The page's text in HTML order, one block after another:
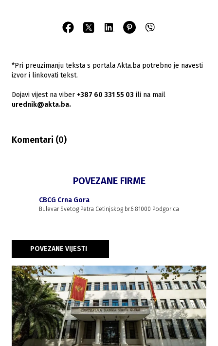
*Pri preuzimanju teksta s portala Akta.ba potrebno je navesti
izvor i linkovati tekst.
Dojavi vijest na viber +387 60 331 55 03 ili na mail
urednik@akta.ba.
Komentari (0)
POVEZANE FIRME
CBCG Crna Gora
Bulevar Svetog Petra Cetinjskog br.6 81000 Podgorica
POVEZANE VIJESTI